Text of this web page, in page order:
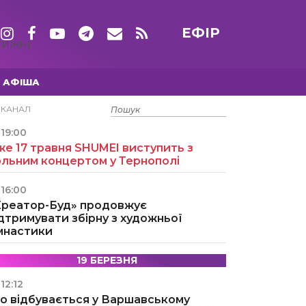
ЕФІР
АФІША
15 ТРАВНЯ
19:00
17 травня SHUMEI виступить з
концертом у Тернополі
16:00
Буд» продовжує
збірну з художньої
19 БЕРЕЗНЯ
12:12
відбувається у Варшавському